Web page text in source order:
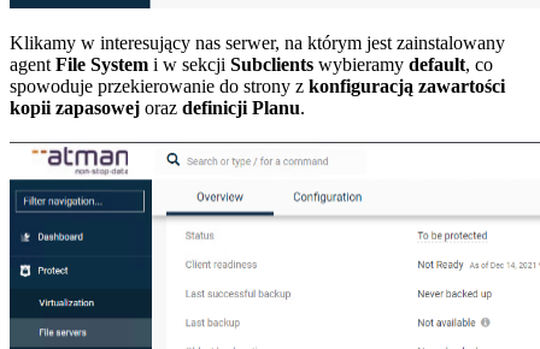
Klikamy w interesujący nas serwer, na którym jest zainstalowany
agent File System i w sekcji Subclients wybieramy default, co
spowoduje przekierowanie do strony z konfiguracją zawartości
kopii zapasowej oraz definicji Planu.